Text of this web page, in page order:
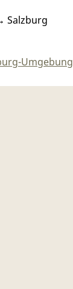
Salzburg
Umgebung